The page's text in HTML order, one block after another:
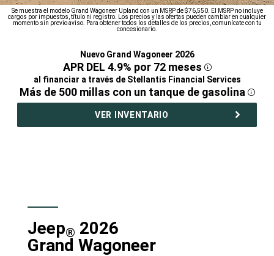
Se muestra el modelo Grand Wagoneer Upland con un MSRP de $76,550. El MSRP no incluye
cargos por impuestos, título ni registro. Los precios y las ofertas pueden cambiar en cualquier
momento sin previo aviso. Para obtener todos los detalles de los precios, comunícate con tu
concesionario.
Nuevo Grand Wagoneer 2026
APR DEL 4.9% por 72 meses Disclosure
al financiar a través de Stellantis Financial Services
Más de 500 millas con un tanque de gasolina
VER INVENTARIO
Jeep® 2026
Grand Wagoneer